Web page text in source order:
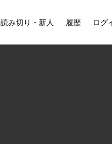
読み切り・新人 履歴 ログ